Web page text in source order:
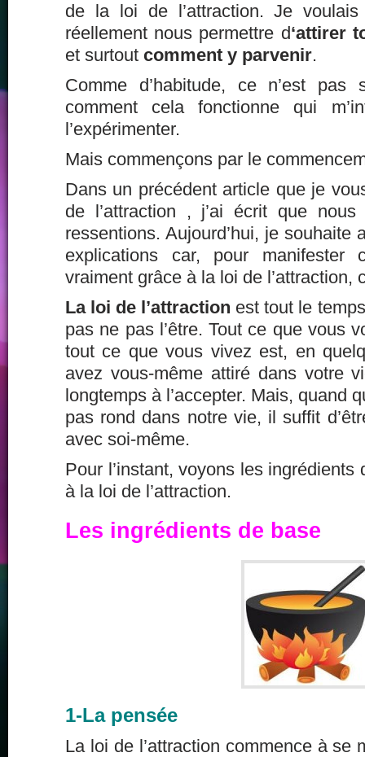
de la loi de l’attraction. Je
réellement nous permettre d‘attirer
et surtout comment y parvenir.
Comme d’habitude, ce n’est pas
comment cela fonctionne qui
l’expérimenter.
Mais commençons par le
Dans un précédent article que je
de l’attraction , j’ai écrit que
ressentions. Aujourd’hui, je souhaite
explications car, pour manifester
vraiment grâce à la loi de l’attraction,
La loi de l’attraction est tout le
pas ne pas l’être. Tout ce que vous
tout ce que vous vivez est, en
avez vous-même attiré dans votre
longtemps à l’accepter. Mais, quand
pas rond dans notre vie, il suffit
avec soi-même.
Pour l’instant, voyons les
à la loi de l’attraction.
Les ingrédients de base
1-La pensée
La loi de l’attraction commence à se